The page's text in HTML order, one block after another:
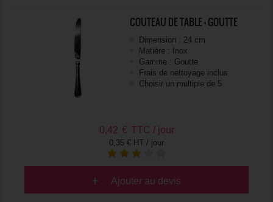
COUTEAU DE TABLE - GOUTTE
Dimension : 24 cm
Matière : Inox
Gamme : Goutte
Frais de nettoyage inclus
Choisir un multiple de 5
0,42 € TTC / jour
0,35 € HT / jour
Ajouter au devis